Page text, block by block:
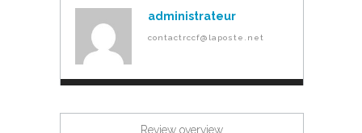
administrateur
contactrccf@laposte.net
Review overview